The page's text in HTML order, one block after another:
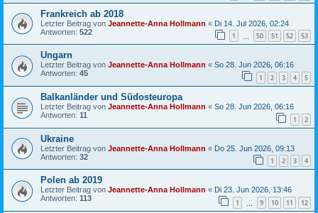
Frankreich ab 2018
Letzter Beitrag von Jeannette-Anna Hollmann « Di 14. Jul 2026, 02:24
Antworten: 522 1 50 51 52 53
Ungarn
Letzter Beitrag von Jeannette-Anna Hollmann « So 28. Jun 2026, 06:16
Antworten: 45 1 2 3 4 5
Balkanländer und Südosteuropa
Letzter Beitrag von Jeannette-Anna Hollmann « So 28. Jun 2026, 06:16
Antworten: 11 1 2
Ukraine
Letzter Beitrag von Jeannette-Anna Hollmann « Do 25. Jun 2026, 09:13
Antworten: 32 1 2 3 4
Polen ab 2019
Letzter Beitrag von Jeannette-Anna Hollmann « Di 23. Jun 2026, 13:46
Antworten: 113 1 9 10 11 12